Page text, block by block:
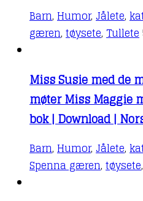
Barn, Humor, Jålete,
gæren, tøysete, Tullete
Miss Susie med de
møter Miss Maggie
bok | Download |
Barn, Humor, Jålete,
Spenna gæren, tøysete,